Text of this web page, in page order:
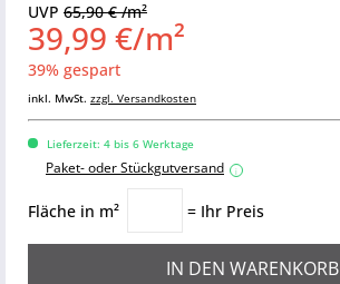
UVP 65,90 € /m²
39,99 €/m²
39% gespart
inkl. MwSt. zzgl. Versandkosten
Lieferzeit: 4 bis 6 Werktage
Paket- oder Stückgutversand i
Fläche in m² = Ihr Preis
IN DEN WARENKORB